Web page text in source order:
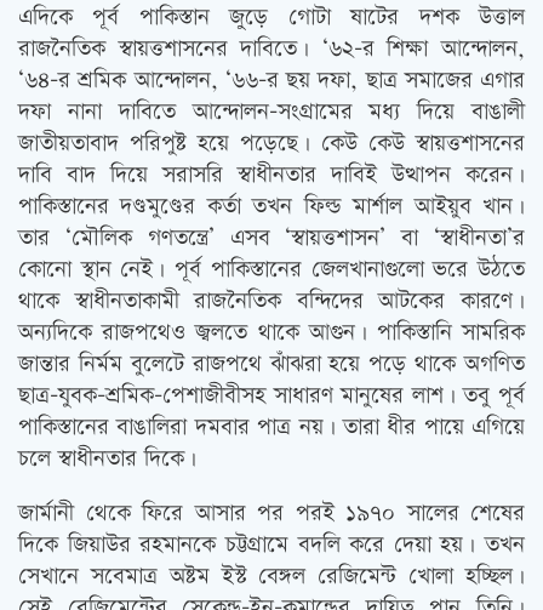
এদিকে পূর্ব পাকিস্তান জুড়ে গোটা ষাটের দশক উত্তাল
রাজনৈতিক স্বায়ত্তশাসনের দাবিতে। ‘৬২-র শিক্ষা আন্দোলন,
‘৬৪-র শ্রমিক আন্দোলন, ‘৬৬-র ছয় দফা, ছাত্র সমাজের এগার
দফা নানা দাবিতে আন্দোলন-সংগ্রামের মধ্য দিয়ে বাঙালী
জাতীয়তাবাদ পরিপুষ্ট হয়ে পড়েছে। কেউ কেউ স্বায়ত্তশাসনের
দাবি বাদ দিয়ে সরাসরি স্বাধীনতার দাবিই উত্থাপন করেন।
পাকিস্তানের দণ্ডমুণ্ডের কর্তা তখন ফিল্ড মার্শাল আইয়ুব খান।
তার ‘মৌলিক গণতন্ত্রে’ এসব ‘স্বায়ত্তশাসন’ বা ‘স্বাধীনতা’র
কোনো স্থান নেই। পূর্ব পাকিস্তানের জেলখানাগুলো ভরে উঠতে
থাকে স্বাধীনতাকামী রাজনৈতিক বন্দিদের আটকের কারণে।
অন্যদিকে রাজপথেও জ্বলতে থাকে আগুন। পাকিস্তানি সামরিক
জান্তার নির্মম বুলেটে রাজপথে ঝাঁঝরা হয়ে পড়ে থাকে অগণিত
ছাত্র-যুবক-শ্রমিক-পেশাজীবীসহ সাধারণ মানুষের লাশ। তবু পূর্ব
পাকিস্তানের বাঙালিরা দমবার পাত্র নয়। তারা ধীর পায়ে এগিয়ে
চলে স্বাধীনতার দিকে।
জার্মানী থেকে ফিরে আসার পর পরই ১৯৭০ সালের শেষের
দিকে জিয়াউর রহমানকে চট্টগ্রামে বদলি করে দেয়া হয়। তখন
সেখানে সবেমাত্র অষ্টম ইস্ট বেঙ্গল রেজিমেন্ট খোলা হচ্ছিল।